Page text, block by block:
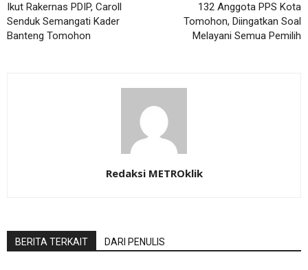
Ikut Rakernas PDIP, Caroll
Senduk Semangati Kader
Banteng Tomohon
132 Anggota PPS Kota
Tomohon, Diingatkan Soal
Melayani Semua Pemilih
Redaksi METROklik
BERITA TERKAIT DARI PENULIS